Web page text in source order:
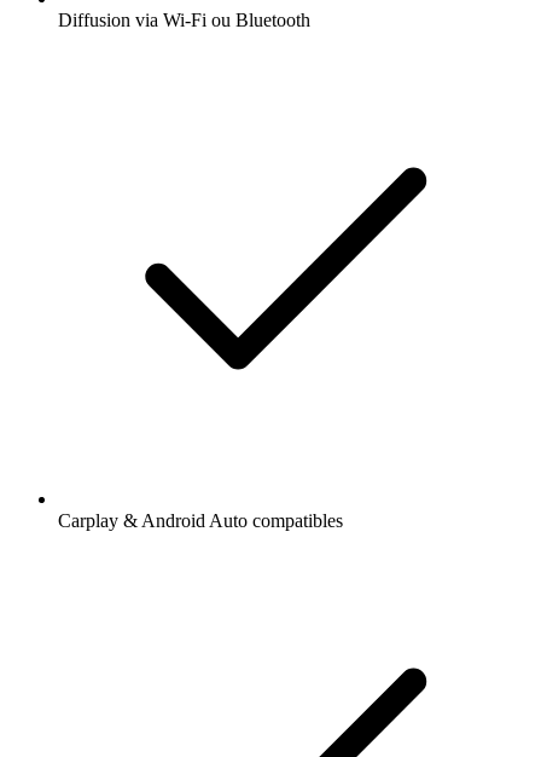
Diffusion via Wi-Fi ou Bluetooth
Carplay & Android Auto compatibles